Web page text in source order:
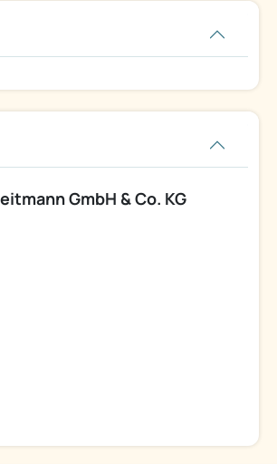
GmbH & Co. KG